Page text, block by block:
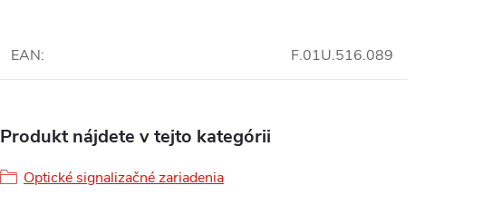
EAN: F.01U.516.089
Produkt nájdete v tejto kategórii
Optické signalizačné zariadenia